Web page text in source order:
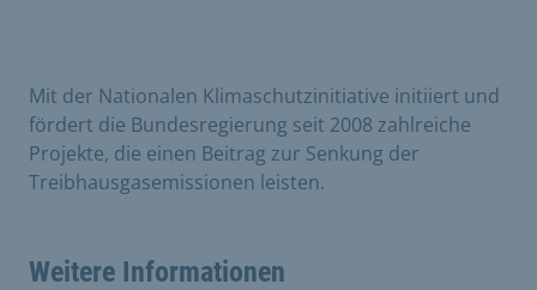
Mit der Nationalen Klimaschutzinitiative initiiert und
fördert die Bundesregierung seit 2008 zahlreiche
Projekte, die einen Beitrag zur Senkung der
Treibhausgasemissionen leisten.
Weitere Informationen